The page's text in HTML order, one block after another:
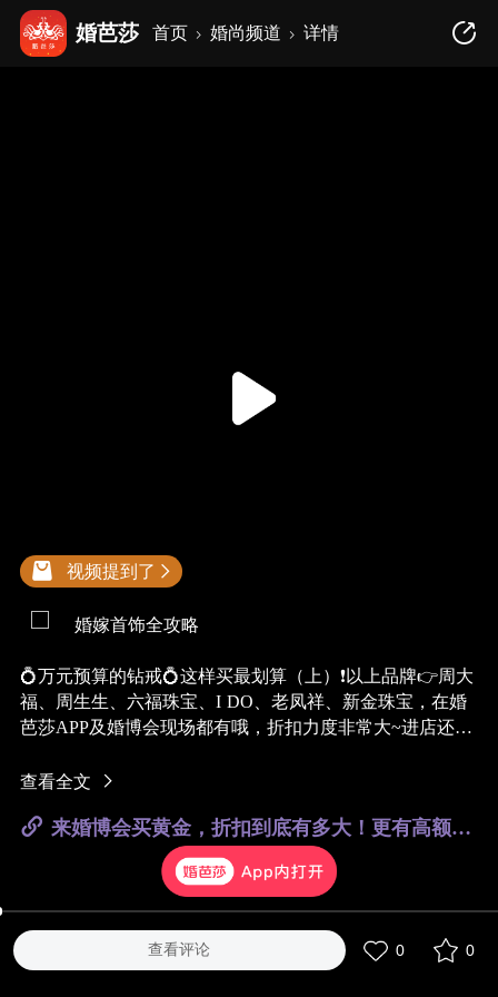
婚芭莎 首页 婚尚频道 详情
视频提到了
婚嫁首饰全攻略
💍万元预算的钻戒💍这样买最划算（上）❗以上品牌👉周大
福、 周生生 六福珠宝 I DO 老凤祥、 新金珠宝 ，在婚
芭莎APP及婚博会现场都有哦，折扣力度非常大~进店还能
@周生生‼️钻石折扣
‼️钻石折扣
@老凤祥四川‼️钻石折扣
@新金珠宝‼️钻石折扣
查看全文
来婚博会买黄金，折扣到底有多大！更有高额现金券限时抢
查看评论 0 0